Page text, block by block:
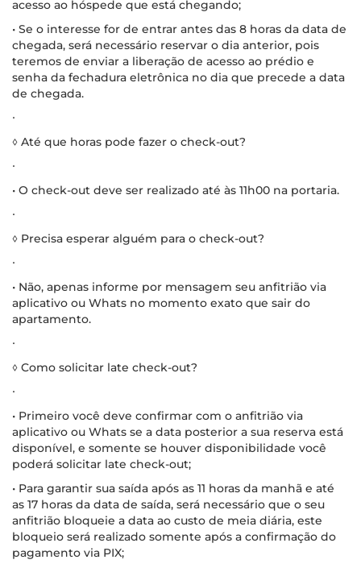
acesso ao hóspede que está chegando;
• Se o interesse for de entrar antes das 8 horas da data de
chegada, será necessário reservar o dia anterior, pois
teremos de enviar a liberação de acesso ao prédio e
senha da fechadura eletrônica no dia que precede a data
de chegada.
∙
◊ Até que horas pode fazer o check-out?
∙
• O check-out deve ser realizado até às 11h00 na portaria.
∙
◊ Precisa esperar alguém para o check-out?
∙
• Não, apenas informe por mensagem seu anfitrião via
aplicativo ou Whats no momento exato que sair do
apartamento.
∙
◊ Como solicitar late check-out?
∙
• Primeiro você deve confirmar com o anfitrião via
aplicativo ou Whats se a data posterior a sua reserva está
disponível, e somente se houver disponibilidade você
poderá solicitar late check-out;
• Para garantir sua saída após as 11 horas da manhã e até
as 17 horas da data de saída, será necessário que o seu
anfitrião bloqueie a data ao custo de meia diária, este
bloqueio será realizado somente após a confirmação do
pagamento via PIX;